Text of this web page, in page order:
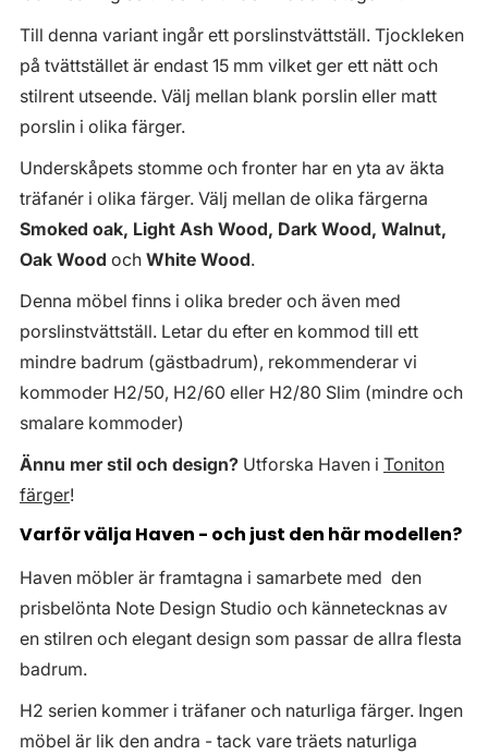
Till denna variant ingår ett porslinstvättställ. Tjockleken
på tvättstället är endast 15 mm vilket ger ett nätt och
stilrent utseende. Välj mellan blank porslin eller matt
porslin i olika färger.
Underskåpets stomme och fronter har en yta av äkta
träfanér i olika färger. Välj mellan de olika färgerna
Smoked oak, Light Ash Wood, Dark Wood, Walnut,
Oak Wood och White Wood.
Denna möbel finns i olika breder och även med
porslinstvättställ. Letar du efter en kommod till ett
mindre badrum (gästbadrum), rekommenderar vi
kommoder H2/50, H2/60 eller H2/80 Slim (mindre och
smalare kommoder)
Ännu mer stil och design? Utforska Haven i Toniton
färger!
Varför välja Haven - och just den här modellen?
Haven möbler är framtagna i samarbete med den
prisbelönta Note Design Studio och kännetecknas av
en stilren och elegant design som passar de allra flesta
badrum.
H2 serien kommer i träfaner och naturliga färger. Ingen
möbel är lik den andra - tack vare träets naturliga